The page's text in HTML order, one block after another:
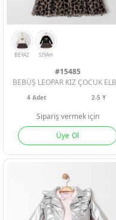
#15485
4Adet 2-5 Y
Sipariş vermek için
Üye Ol